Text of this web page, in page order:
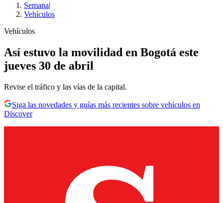
Semana|
Vehículos
Vehículos
Así estuvo la movilidad en Bogotá este
jueves 30 de abril
Revise el tráfico y las vías de la capital.
Siga las novedades y guías más recientes sobre vehículos en
Discover